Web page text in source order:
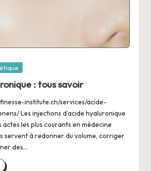
: tous savoir
institute.ch/services/acide-
Les injections d’acide hyaluronique
actes les plus courants en médecine
servent à redonner du volume, corriger
des…